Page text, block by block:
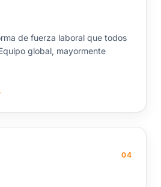
de fuerza laboral que todos
global, mayormente
04